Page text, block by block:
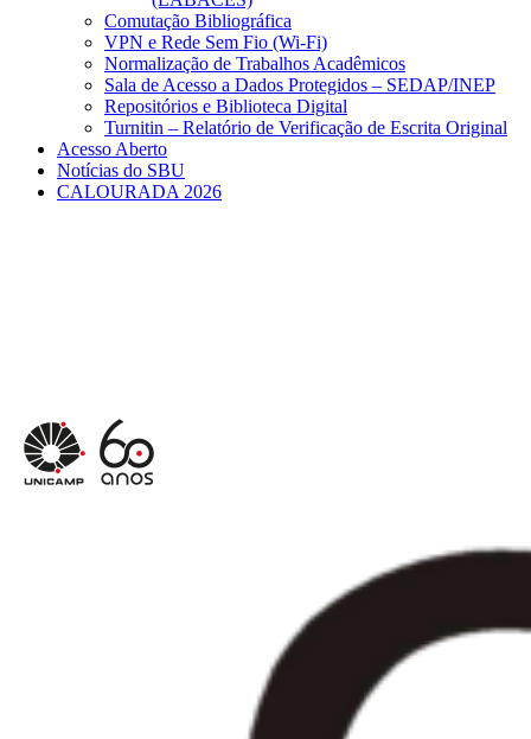
Comutação Bibliográfica
VPN e Rede Sem Fio (Wi-Fi)
Normalização de Trabalhos Acadêmicos
Sala de Acesso a Dados Protegidos – SEDAP/INEP
Repositórios e Biblioteca Digital
Turnitin – Relatório de Verificação de Escrita Original
Acesso Aberto
Notícias do SBU
CALOURADA 2026